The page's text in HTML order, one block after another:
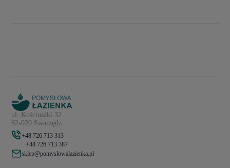
ul. Kościuszki 32
62-020 Swarzędz
+48 726 713 313
+48 726 713 387
sklep@pomyslowalazienka.pl